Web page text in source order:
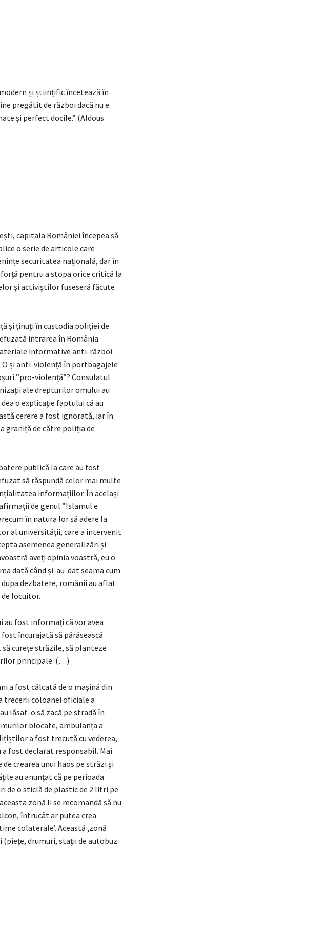
și științific încetează în
pregătit de război dacă nu e
și perfect docile.” (Aldous
capitala României începea să
o serie de articole care
securitatea națională, dar în
pentru a stopa orice critică la
și activiştilor fuseseră făcute
și ținuți în custodia poliției de
intrarea în România.
informative anti-război.
și anti-violență în portbagajele
”pro-violență”? Consulatul
ale drepturilor omului au
o explicație faptului că au
cerere a fost ignorată, iar în
graniță de către poliția de
publică la care au fost
să răspundă celor mai multe
informațiilor. În același
de genul ”Islamul e
în natura lor să adere la
al universității, care a intervenit
asemenea generalizări și
aveți opinia voastră, eu o
dată când și-au dat seama cum
dupa dezbatere, românii au aflat
de locuitor.
fost informați că vor avea
încurajată să părăsească
curețe străzile, să planteze
principale. (…)
a fost călcată de o mașină din
trecerii coloanei oficiale a
lăsat-o să zacă pe stradă în
blocate, ambulanța a
a fost trecută cu vederea,
fost declarat responsabil. Mai
crearea unui haos pe străzi și
au anunțat că pe perioada
de o sticlă de plastic de 2 litri pe
zonă li se recomandă să nu
întrucât ar putea crea
colaterale’. Această ‚zonă
drumuri, stații de autobuz